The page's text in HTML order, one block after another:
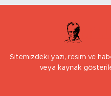
Sitemizdeki yazı, resim ve
veya kaynak